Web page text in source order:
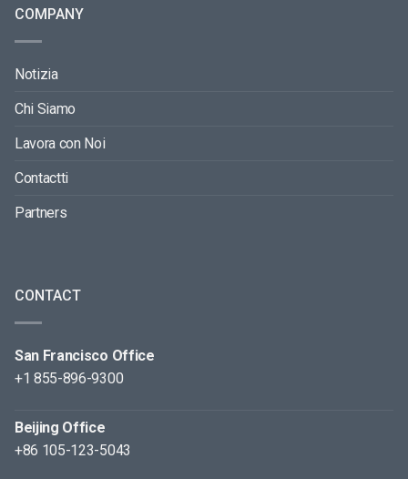
COMPANY
Notizia
Chi Siamo
Lavora con Noi
Contactti
Partners
CONTACT
San Francisco Office
+1 855-896-9300
Beijing Office
+86 105-123-5043